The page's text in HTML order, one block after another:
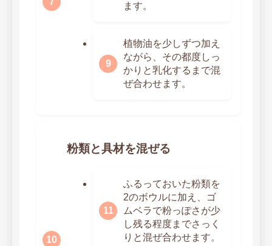
ます。
植物油を少しずつ加え
ながら、その都度しっ
かりと乳化するまで混
ぜ合わせます。
粉類と具材を混ぜる
ふるっておいた粉類を
2のボウルに加え、ゴ
ムベラで粉っぽさが少
し残る程度までさっく
りと混ぜ合わせます。